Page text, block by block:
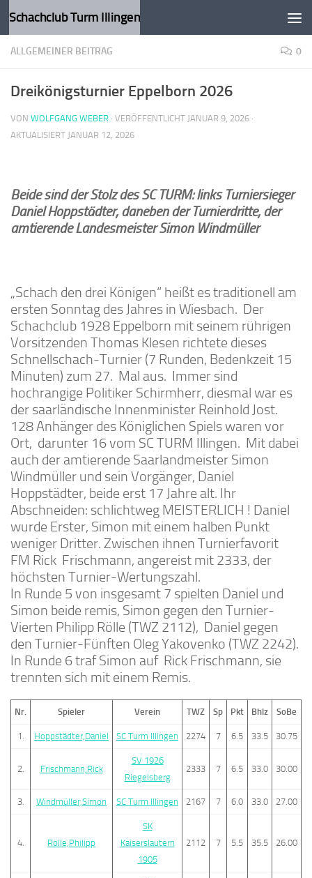
Zum Inhalt springen
Schachclub Turm Illingen
ALLGEMEINER BEITRAG 0
Dreikönigsturnier Eppelborn 2026
VON WOLFGANG WEBER · VERÖFFENTLICHT JANUAR 9, 2026 ·
AKTUALISIERT JANUAR 12, 2026
Beide sind der Stolz des SC TURM: links Turniersieger
Daniel Hoppstädter, daneben der Turnierdritte, der
amtierende Landesmeister Simon Windmüller
„Schach den drei Königen“ heißt es traditionell am
ersten Sonntag des Jahres in Wiesbach. Der
Schachclub 1928 Eppelborn mit seinem rührigen
Vorsitzenden Thomas Klesen richtete dieses
Schnellschach-Turnier (7 Runden, Bedenkzeit 15
Minuten) zum 27. Mal aus. Immer sind
hochrangige Politiker Schirmherr, diesmal war es
der saarländische Innenminister Reinhold Jost.
128 Anhänger des Königlichen Spiels waren vor
Ort, darunter 16 vom SC TURM Illingen. Mit dabei
auch der amtierende Saarlandmeister Simon
Windmüller und sein Vorgänger, Daniel
Hoppstädter, beide erst 17 Jahre alt. Ihr
Abschneiden: schlichtweg MEISTERLICH ! Daniel
wurde Erster, Simon mit einem halben Punkt
weniger Dritter. Zwischen ihnen Turnierfavorit
FM Rick Frischmann, angereist mit 2333, der
höchsten Turnier-Wertungszahl.
In Runde 5 von insgesamt 7 spielten Daniel und
Simon beide remis, Simon gegen den Turnier-
Vierten Philipp Rölle (TWZ 2112), Daniel gegen
den Turnier-Fünften Oleg Yakovenko (TWZ 2242).
In Runde 6 traf Simon auf Rick Frischmann, sie
trennten sich mit einem Remis.
Nr. Spieler Verein TWZ Sp Pkt Bhlz SoBe
1. Hoppstädter,Daniel SC Turm Illingen 2274 7 6.5 33.5 30.75
2. Frischmann,Rick
SV 1926
Riegelsberg
2333 7 6.5 33.0 30.00
3. Windmüller,Simon SC Turm Illingen 2167 7 6.0 33.0 27.00
4. Rölle,Philipp
SK
Kaiserslautern
1905
2112 7 5.5 35.5 26.00